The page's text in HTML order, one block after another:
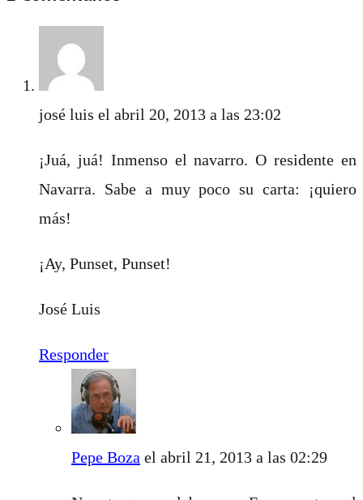
josé luis el abril 20, 2013 a las 23:02
¡Juá, juá! Inmenso el navarro. O residente en
Navarra. Sabe a muy poco su carta: ¡quiero
más!
¡Ay, Punset, Punset!
José Luis
Responder
Pepe Boza el abril 21, 2013 a las 02:29